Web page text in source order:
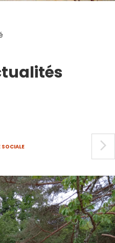
arrow_forward_ios